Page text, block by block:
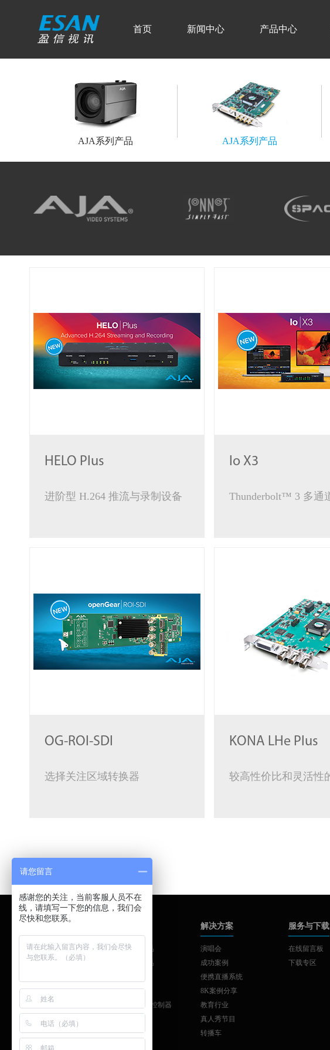
首页 新闻中心 产品中心
AJA系列产品 AJA系列产品
HELO Plus
进阶型 H.264 推流与录制设备
Io X3
OG-ROI-SDI
选择关注区域转换器
KONA LHe Plus
AJA
SONNET
ATTO
Colorfont
vMix
AJA系列产品
AJA系列产品
工作站扩展
SKAARHOJ控制器
解决方案
演唱会
成功案例
便携直播系统
8K案例分享
教育行业
真人秀节目
转播车
服务与下载
在线留言板
下载专区
请您留言
感谢您的关注，当前客服人员不在
线，请填写一下您的信息，我们会
尽快和您联系。